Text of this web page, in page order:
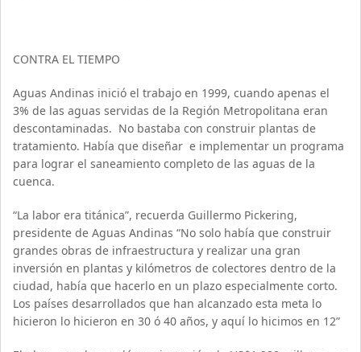
CONTRA EL TIEMPO
Aguas Andinas inició el trabajo en 1999, cuando apenas el
3% de las aguas servidas de la Región Metropolitana eran
descontaminadas. No bastaba con construir plantas de
tratamiento. Había que diseñar e implementar un programa
para lograr el saneamiento completo de las aguas de la
cuenca.
“La labor era titánica”, recuerda Guillermo Pickering,
presidente de Aguas Andinas “No solo había que construir
grandes obras de infraestructura y realizar una gran
inversión en plantas y kilómetros de colectores dentro de la
ciudad, había que hacerlo en un plazo especialmente corto.
Los países desarrollados que han alcanzado esta meta lo
hicieron lo hicieron en 30 ó 40 años, y aquí lo hicimos en 12”